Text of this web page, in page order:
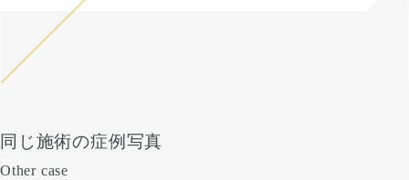
同じ施術の症例写真
Other case